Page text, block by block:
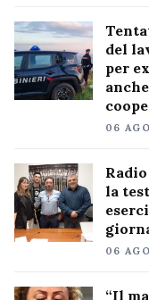
del
per
06
la
06
“Il